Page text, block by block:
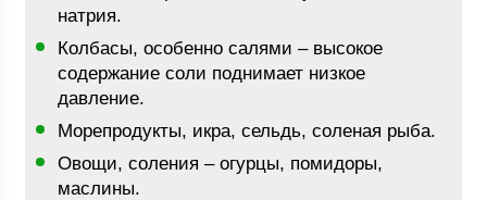
натрия.
Колбасы, особенно салями – высокое
содержание соли поднимает низкое
давление.
Морепродукты, икра, сельдь, соленая рыба.
Овощи, соления – огурцы, помидоры,
маслины.